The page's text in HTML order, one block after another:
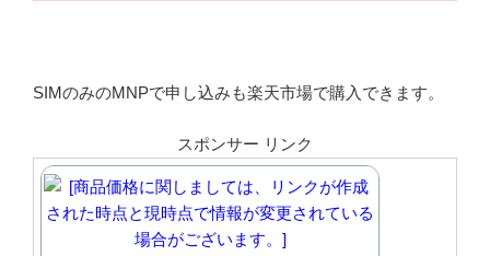
SIMのみのMNPで申し込みも楽天市場で購入できます。
スポンサー リンク